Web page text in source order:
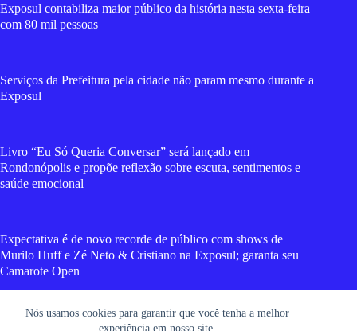
Nós usamos cookies para garantir que você tenha a melhor
experiência em nosso site.
Exposul contabiliza maior público da história nesta sexta-feira
com 80 mil pessoas
Serviços da Prefeitura pela cidade não param mesmo durante a
Exposul
Livro “Eu Só Queria Conversar” será lançado em
Rondonópolis e propõe reflexão sobre escuta, sentimentos e
saúde emocional
Expectativa é de novo recorde de público com shows de
Murilo Huff e Zé Neto & Cristiano na Exposul; garanta seu
Camarote Open
Vídeos mostram forte incêndio que destruiu cavalo mecânico